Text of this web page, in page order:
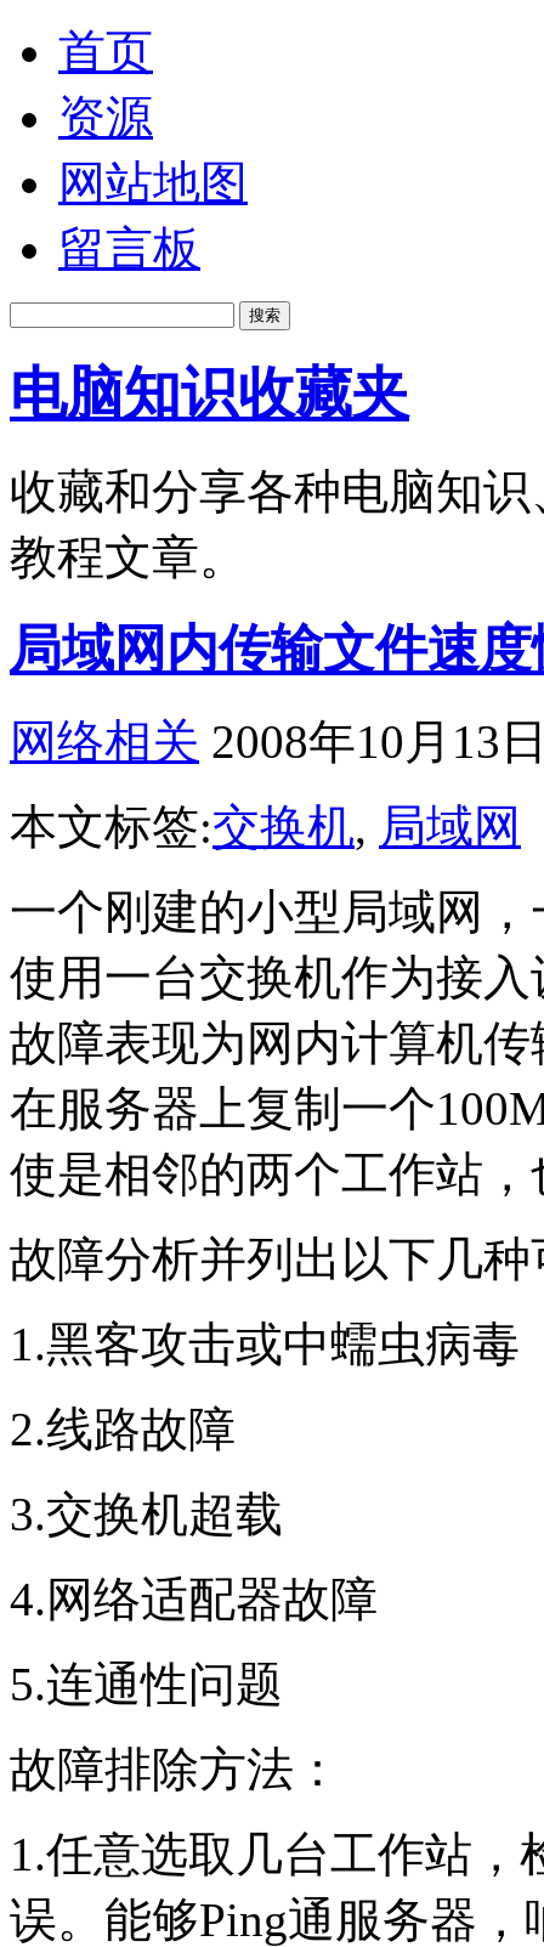
首页
资源
网站地图
留言板
电脑知识收藏夹
收藏和分享各种电脑知
教程文章。
局域网内传输文件速
网络相关 2008年10月13
本文标签:交换机, 局域网
一个刚建的小型局域网
使用一台交换机作为接
故障表现为网内计算机
在服务器上复制一个
使是相邻的两个工作站
故障分析并列出以下几种
1.黑客攻击或中蠕虫病毒
2.线路故障
3.交换机超载
4.网络适配器故障
5.连通性问题
故障排除方法：
1.任意选取几台工作站
误。能够Ping通服务器